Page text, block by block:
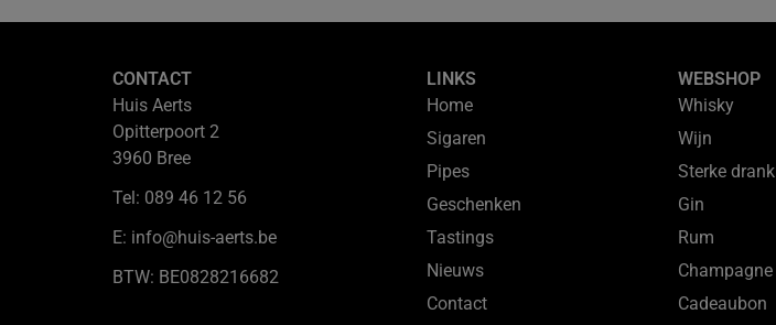
CONTACT
Huis Aerts
Opitterpoort 2
3960 Bree
Tel: 089 46 12 56
E: info@huis-aerts.be
BTW: BE0828216682
LINKS
Home
Sigaren
Pipes
Geschenken
Tastings
Nieuws
Contact
WEBSHOP
Whisky
Wijn
Sterke drank
Gin
Rum
Champagne
Cadeaubon